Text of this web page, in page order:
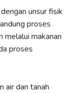
unsur fisik
proses
melalui makanan
proses
air dan tanah